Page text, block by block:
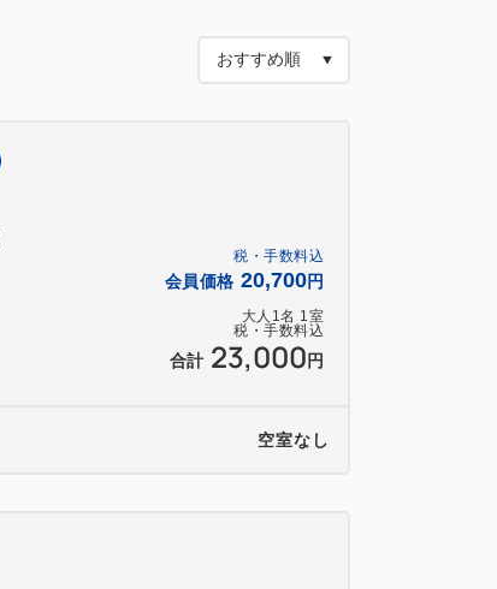
税・手数料込
会員価格 20,700円
大人 1名 1室
税・手数料込
合計 23,000 円
空室なし